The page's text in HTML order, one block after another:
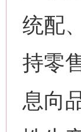
统配
持零
息向